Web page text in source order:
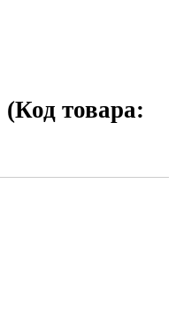
(Код товара: